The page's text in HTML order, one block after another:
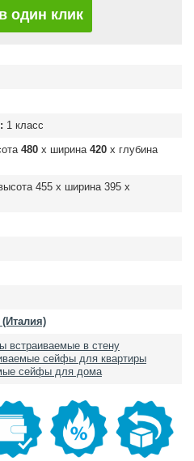
один клик
1 класс
480 х ширина 420 х глубина
455 х ширина 395 х
встраиваемые в стену
сейфы для квартиры
сейфы для дома